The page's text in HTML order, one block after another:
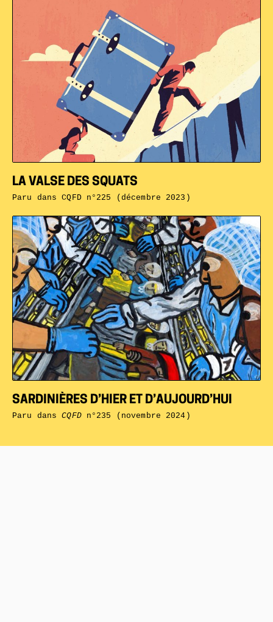
SARDINIÈRES D’HIER ET D’AUJOURD’HUI
Paru dansCQFDn°235 (novembre 2024)
LA VALSE DES SQUATS
Paru dansCQFD n°225 (décembre 2023)